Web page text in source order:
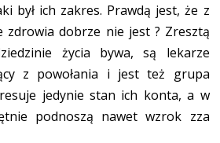
był ich zakres. Prawdą jest, że z
zdrowia dobrze nie jest ? Zresztą
życia bywa, są lekarze
z powołania i jest też grupa
jedynie stan ich konta, a w
podnoszą nawet wzrok zza